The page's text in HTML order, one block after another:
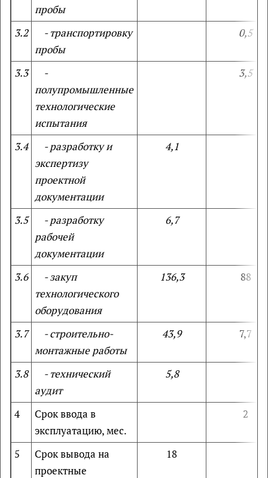
пробы
3.2
- транспортировку
пробы
0,5
3.3
-
полупромышленные
технологические
испытания
3,5
3.4
- разработку и
экспертизу
проектной
документации
4,1
3.5
- разработку
рабочей
документации
6,7
3.6
- закуп
технологического
оборудования
136,3 88
3.7
- строительно-
монтажные работы
43,9 7,7
3.8
- технический
аудит
5,8
4
Срок ввода в
эксплуатацию, мес.
2
5
Срок вывода на
проектные
18